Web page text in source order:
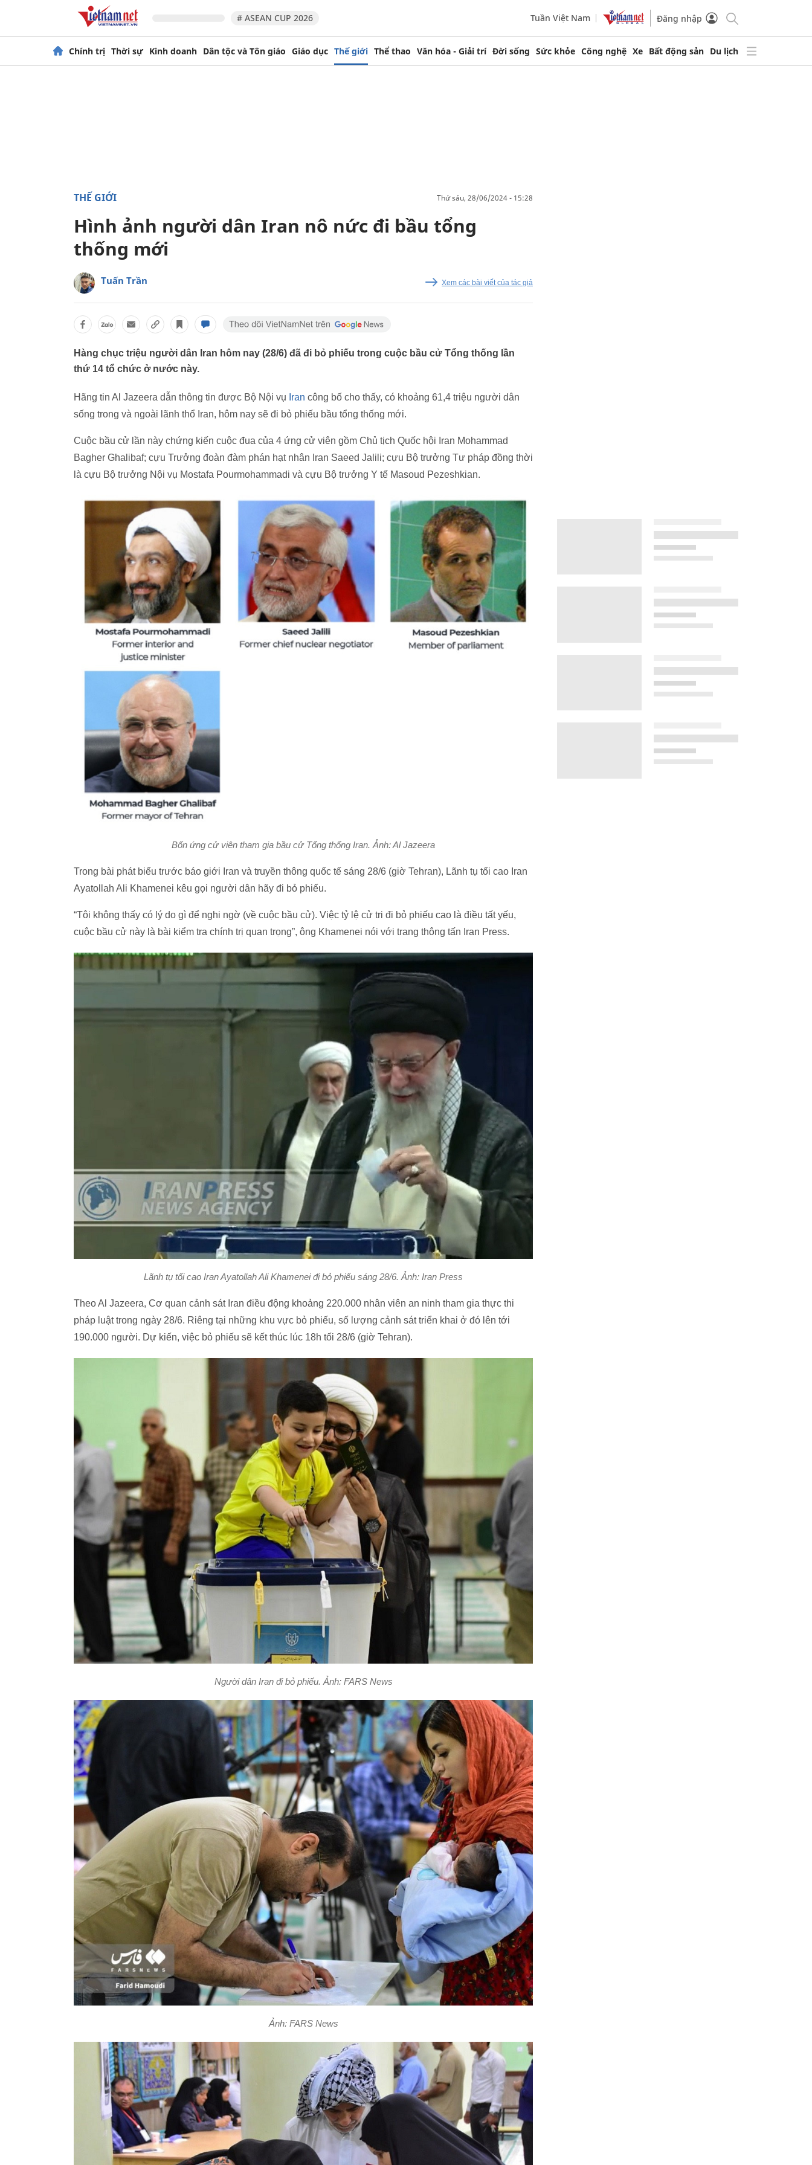
# ASEAN CUP 2026 Tuần Việt Nam Đăng nhập
Chính trị Thời sự Kinh doanh Dân tộc và Tôn giáo Giáo dục Thế giới Thể thao Văn hóa - Giải trí Đời sống Sức khỏe Công nghệ Xe Bất động sản Du lịch
THẾ GIỚI thứ sáu, 28/06/2024 - 15:28
Hình ảnh người dân Iran nô nức đi bầu tổng
thống mới
Tuấn Trần Xem các bài viết của tác giả
Hàng chục triệu người dân Iran hôm nay (28/6) đã đi bỏ phiếu trong cuộc bầu cử Tổng thống lần
thứ 14 tổ chức ở nước này.
Hãng tin Al Jazeera dẫn thông tin được Bộ Nội vụ Iran công bố cho thấy, có khoảng 61,4 triệu người dân
sống trong và ngoài lãnh thổ Iran, hôm nay sẽ đi bỏ phiếu bầu tổng thống mới.
Cuộc bầu cử lần này chứng kiến cuộc đua của 4 ứng cử viên gồm Chủ tịch Quốc hội Iran Mohammad
Bagher Ghalibaf; cựu Trưởng đoàn đàm phán hạt nhân Iran Saeed Jalili; cựu Bộ trưởng Tư pháp đồng thời
là cựu Bộ trưởng Nội vụ Mostafa Pourmohammadi và cựu Bộ trưởng Y tế Masoud Pezeshkian.
Bốn ứng cử viên tham gia bầu cử Tổng thống Iran. Ảnh: Al Jazeera
Trong bài phát biểu trước báo giới Iran và truyền thông quốc tế sáng 28/6 (giờ Tehran), Lãnh tụ tối cao Iran
Ayatollah Ali Khamenei kêu gọi người dân hãy đi bỏ phiếu.
“Tôi không thấy có lý do gì để nghi ngờ (về cuộc bầu cử). Việc tỷ lệ cử tri đi bỏ phiếu cao là điều tất yếu,
cuộc bầu cử này là bài kiểm tra chính trị quan trọng”, ông Khamenei nói với trang thông tấn Iran Press.
Lãnh tụ tối cao Iran Ayatollah Ali Khamenei đi bỏ phiếu sáng 28/6. Ảnh: Iran Press
Theo Al Jazeera, Cơ quan cảnh sát Iran điều động khoảng 220.000 nhân viên an ninh tham gia thực thi
pháp luật trong ngày 28/6. Riêng tại những khu vực bỏ phiếu, số lượng cảnh sát triển khai ở đó lên tới
190.000 người. Dự kiến, việc bỏ phiếu sẽ kết thúc lúc 18h tối 28/6 (giờ Tehran).
Người dân Iran đi bỏ phiếu. Ảnh: FARS News
Ảnh: FARS News